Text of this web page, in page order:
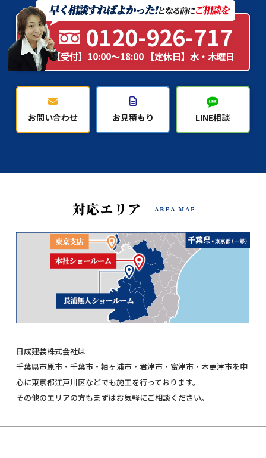
0120-926-717
【受付】10:00～18:00 【定休日】水・木曜日
お問い合わせ お見積もり LINE相談
日成建装株式会社は
千葉県市原市・千葉市・袖ヶ浦市・君津市・富津市・木更津市を中
心に東京都江戸川区などでも施工を行っております。
その他のエリアの方もまずはお気軽にご相談ください。